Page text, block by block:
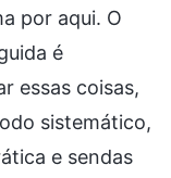
por aqui. O
é
essas coisas,
sistemático,
e sendas